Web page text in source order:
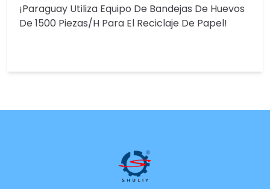
¡Paraguay Utiliza Equipo De Bandejas De Huevos
De 1500 Piezas/h Para El Reciclaje De Papel!